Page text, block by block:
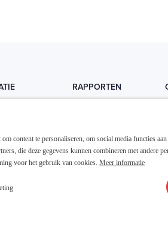
links
RAPPORTEN
Dividend
content te personaliseren, om social media functies
die deze gegevens kunnen combineren met andere
voor het gebruik van cookies. Meer informatie